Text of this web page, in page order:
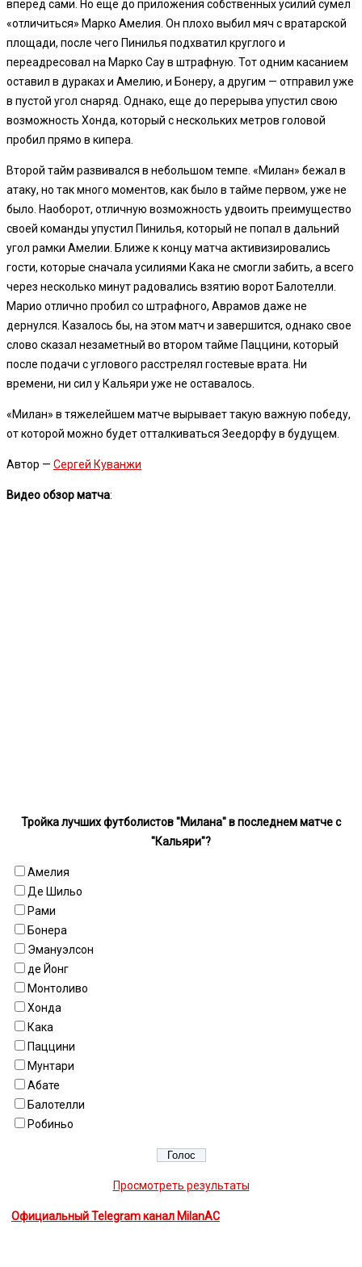
вперед сами. Но еще до приложения собственных усилий сумел
«отличиться» Марко Амелия. Он плохо выбил мяч с вратарской
площади, после чего Пинилья подхватил круглого и
переадресовал на Марко Сау в штрафную. Тот одним касанием
оставил в дураках и Амелию, и Бонеру, а другим — отправил уже
в пустой угол снаряд. Однако, еще до перерыва упустил свою
возможность Хонда, который с нескольких метров головой
пробил прямо в кипера.
Второй тайм развивался в небольшом темпе. «Милан» бежал в
атаку, но так много моментов, как было в тайме первом, уже не
было. Наоборот, отличную возможность удвоить преимущество
своей команды упустил Пинилья, который не попал в дальний
угол рамки Амелии. Ближе к концу матча активизировались
гости, которые сначала усилиями Кака не смогли забить, а всего
через несколько минут радовались взятию ворот Балотелли.
Марио отлично пробил со штрафного, Аврамов даже не
дернулся. Казалось бы, на этом матч и завершится, однако свое
слово сказал незаметный во втором тайме Паццини, который
после подачи с углового расстрелял гостевые врата. Ни
времени, ни сил у Кальяри уже не оставалось.
«Милан» в тяжелейшем матче вырывает такую важную победу,
от которой можно будет отталкиваться Зеедорфу в будущем.
Автор — Сергей Куванжи
Видео обзор матча:
Тройка лучших футболистов "Милана" в последнем матче с
"Кальяри"?
Амелия
Де Шильо
Рами
Бонера
Эмануэлсон
де Йонг
Монтоливо
Хонда
Кака
Паццини
Мунтари
Абате
Балотелли
Робиньо
Просмотреть результаты
Официальный Telegram канал MilanAC